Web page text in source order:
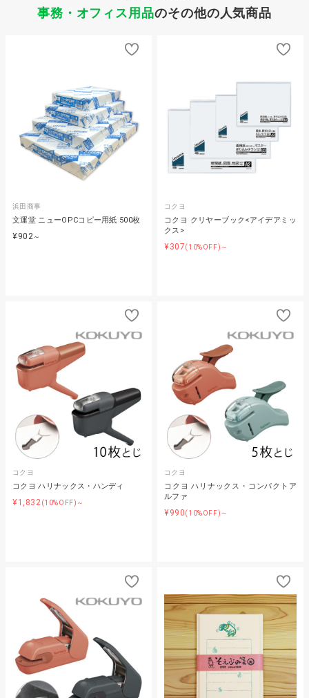
事務・オフィス用品のその他の人気商品
浜田商事
文運堂 ニューOPCコピー用紙 500枚
¥902 ～
コクヨ
コクヨ クリヤーブック<アイデアミッ
クス>
¥307(10%OFF)～
コクヨ
コクヨ ハリナックス・ハンディ
¥1,832 (10%OFF)～
コクヨ
コクヨ ハリナックス・コンパクトア
ルファ
¥990(10%OFF)～